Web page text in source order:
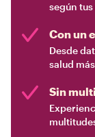
según
Con un
Desde
salud
Sin